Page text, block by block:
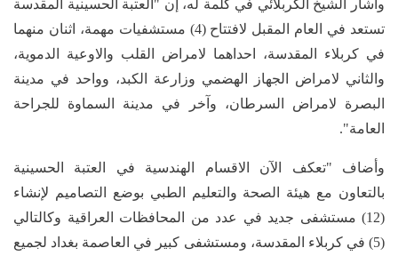
وأشار الشيخ الكربلائي في كلمة له، إن "العتبة الحسينية المقدسة
تستعد في العام المقبل لافتتاح (4) مستشفيات مهمة، اثنان منهما
في كربلاء المقدسة، احداهما لامراض القلب والاوعية الدموية،
والثاني لامراض الجهاز الهضمي وزارعة الكبد، وواحد في مدينة
البصرة لامراض السرطان، وآخر في مدينة السماوة للجراحة
العامة".
وأضاف "تعكف الآن الاقسام الهندسية في العتبة الحسينية
بالتعاون مع هيئة الصحة والتعليم الطبي بوضع التصاميم لإنشاء
(12) مستشفى جديد في عدد من المحافظات العراقية وكالتالي
(5) في كربلاء المقدسة، ومستشفى كبير في العاصمة بغداد لجميع